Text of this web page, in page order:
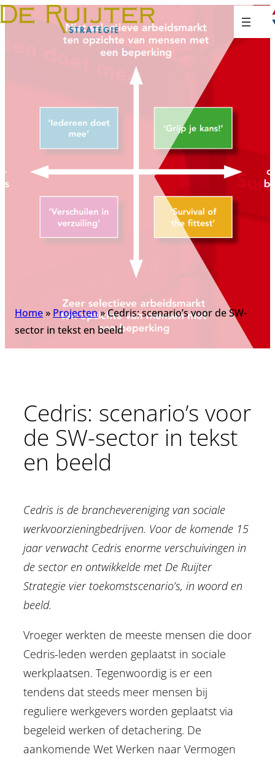
Home» Projecten»Cedris: scenario’s voor de SW-
sector in tekst en beeld
Cedris: scenario’s voor
de SW-sector in tekst
en beeld
Cedris is de branchevereniging van sociale
werkvoorzieningbedrijven. Voor de komende 15
jaar verwacht Cedris enorme verschuivingen in
de sector en ontwikkelde met De Ruijter
Strategie vier toekomstscenario’s, in woord en
beeld.
Vroeger werkten de meeste mensen die door
Cedris-leden werden geplaatst in sociale
werkplaatsen. Tegenwoordig is er een
tendens dat steeds meer mensen bij
reguliere werkgevers worden geplaatst via
begeleid werken of detachering. De
aankomende Wet Werken naar Vermogen